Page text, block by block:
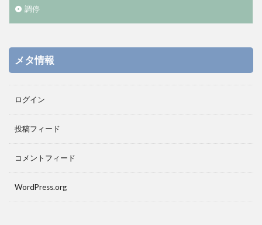
調停
メタ情報
ログイン
投稿フィード
コメントフィード
WordPress.org